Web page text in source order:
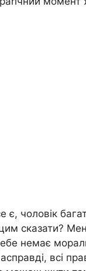
є, чоловік
сказати?
немає
всі